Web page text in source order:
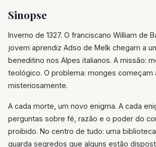
Sinopse
Inverno de 1327. O franciscano William de
jovem aprendiz Adso de Melk chegam a
beneditino nos Alpes italianos. A missão:
teológico. O problema: monges começam
misteriosamente.
A cada morte, um novo enigma. A cada
perguntas sobre fé, razão e o poder do
proibido. No centro de tudo: uma
guarda segredos que alguns estão